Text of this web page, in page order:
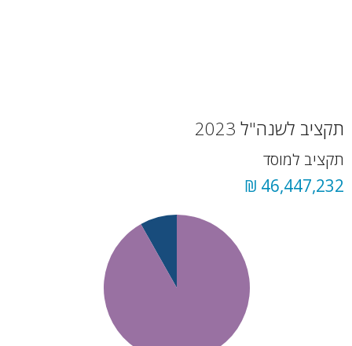
תקציב לשנה"ל 2023
תקציב למוסד
46,447,232 ₪